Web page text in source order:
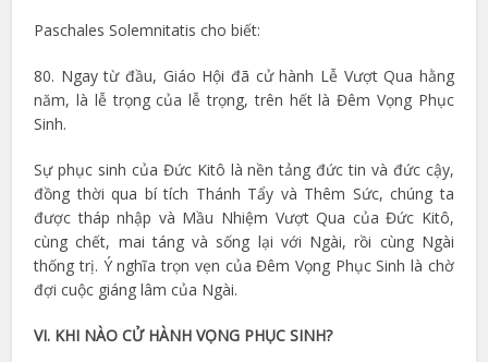
Paschales Solemnitatis cho biết:
80. Ngay từ đầu, Giáo Hội đã cử hành Lễ Vượt Qua hằng
năm, là lễ trọng của lễ trọng, trên hết là Đêm Vọng Phục
Sinh.
Sự phục sinh của Đức Kitô là nền tảng đức tin và đức cậy,
đồng thời qua bí tích Thánh Tẩy và Thêm Sức, chúng ta
được tháp nhập và Mầu Nhiệm Vượt Qua của Đức Kitô,
cùng chết, mai táng và sống lại với Ngài, rồi cùng Ngài
thống trị. Ý nghĩa trọn vẹn của Đêm Vọng Phục Sinh là chờ
đợi cuộc giáng lâm của Ngài.
VI. KHI NÀO CỬ HÀNH VỌNG PHỤC SINH?